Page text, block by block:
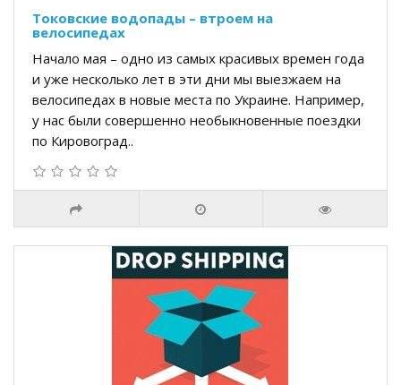
Токовские водопады – втроем на
велосипедах
Начало мая – одно из самых красивых времен года
и уже несколько лет в эти дни мы выезжаем на
велосипедах в новые места по Украине. Например,
у нас были совершенно необыкновенные поездки
по Кировоград..